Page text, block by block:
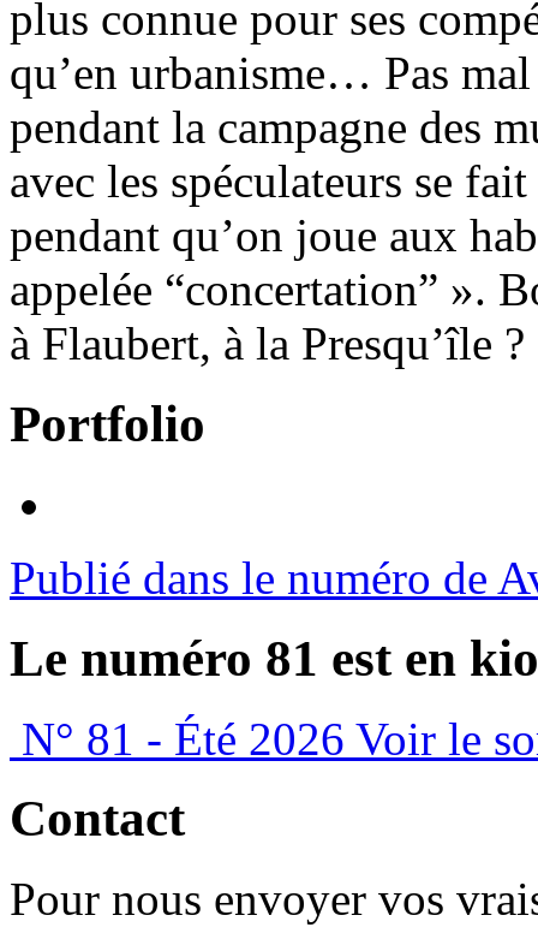
plus connue pour ses
qu’en urbanisme… Pas
pendant la campagne des
avec les spéculateurs se
pendant qu’on joue aux
appelée “concertation” ».
à Flaubert, à la Presqu’île
Portfolio
Publié dans le numéro de
Le numéro 81 est en
N° 81 - Été 2026 Voir le
Contact
Pour nous envoyer vos